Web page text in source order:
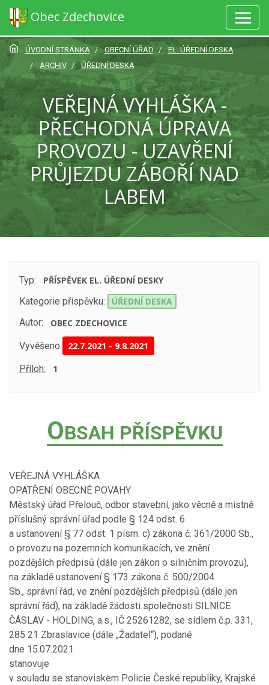
Obec Zdechovice
ÚVODNÍ STRÁNKA OBECNÍ ÚŘAD
EL. ÚŘEDNÍ DESKA
ARCHIV
ÚŘEDNÍ DESKA
VEŘEJNÁ VYHLÁŠKA -
PŘECHODNÁ ÚPRAVA
PROVOZU - UZAVŘENÍ
PRŮJEZDU ZÁBOŘÍ NAD
LABEM
Typ:
PŘÍSPĚVEK EL. ÚŘEDNÍ DESKY
Kategorie příspěvku:
ÚŘEDNÍ DESKA
Autor:
OBEC ZDECHOVICE
Vyvěšeno 22.7.2021 - 9.8.2021
Příloh: 1
OBSAH PŘÍSPĚVKU
VEŘEJNÁ VYHLÁŠKA
OPATŘENÍ OBECNÉ POVAHY
Městský úřad Přelouč, odbor stavební, jako věcně a místně
příslušný správní úřad podle § 124 odst. 6
a ustanovení § 77 odst. 1 písm. c) zákona č. 361/2000 Sb.,
o provozu na pozemních komunikacích, ve znění
pozdějších předpisů (dále jen zákon o silničním provozu),
na základě ustanovení § 173 zákona č. 500/2004
Sb., správní řád, ve znění pozdějších předpisů (dále jen
správní řád), na základě žádosti společnosti SILNICE
ČÁSLAV - HOLDING, a.s., IČ 25261282, se sídlem č.p. 331,
285 21 Zbraslavice (dále „Žadatel“), podané
dne 15.07.2021
stanovuje
v souladu se stanoviskem Policie České republiky, Krajské